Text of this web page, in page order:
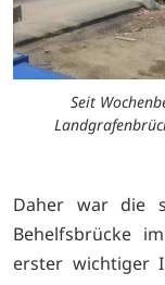
Seit
Daher war die
Behelfsbrücke
erster wichtiger